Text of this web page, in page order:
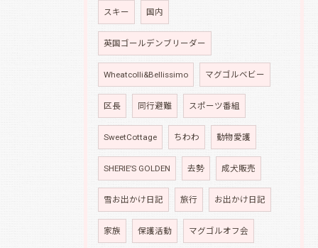
スキー 国内
英国ゴールデンブリーダー
Wheatcolli&Bellissimo マグゴルベビー
区長 同行避難 スポーツ番組
SweetCottage ちわわ 動物愛護
SHERIE’S GOLDEN 去勢 成犬販売
雪お出かけ日記 旅行 お出かけ日記
家族 保護活動 マグゴルオフ会